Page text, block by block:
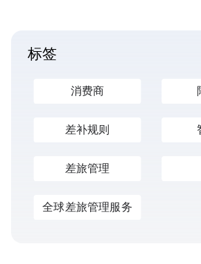
标签
消费商
差补规则
差旅管理
全球差旅管理服务